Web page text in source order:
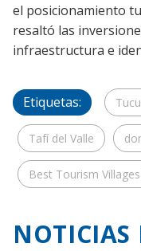
el posicionamiento
resaltó las
infraestructura e
Etiquetas:
Tafí del Valle
Best Tourism
NOTICIAS